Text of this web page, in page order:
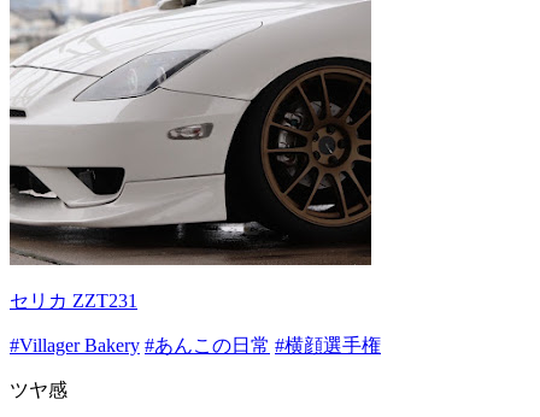
セリカ ZZT231
#Villager Bakery #あんこの日常 #横顔選手権
ツヤ感